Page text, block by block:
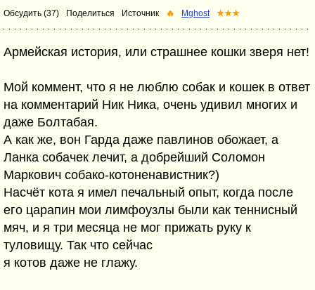
Обсудить (37) Поделиться Источник 🔥 Mghost ★★★
Армейская история, или страшнее кошки зверя нет!
Мой коммент, что я не люблю собак и кошек в ответ
на комментарий Ник Ника, очень удивил многих и
даже Болтабая.
А как же, вон Гарда даже павлинов обожает, а
Ланка собачек лечит, а добрейший Соломон
Маркович собако-котоненавистник?)
Насчёт кота я имел печальный опыт, когда после
его царапин мои лимфоузлы были как теннисный
мяч, и я три месяца не мог прижать руку к
туловищу. Так что сейчас
я котов даже не глажу.